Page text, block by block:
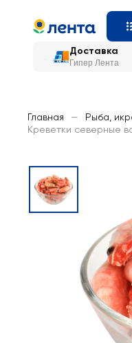
Доставка
Гипер Лента
Главная — Рыба,
Креветки северные